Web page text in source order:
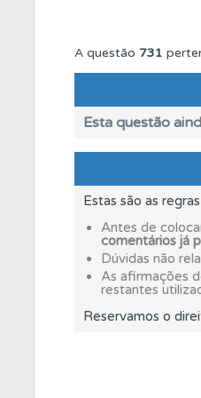
Veja os
Testemunhos Veja
Crie uma
Testes O teste
Crie uma
A questão 731
Esta questão
Estas são as
Antes de
comentários já
Dúvidas não
As afirmações
restantes
Reservamos o